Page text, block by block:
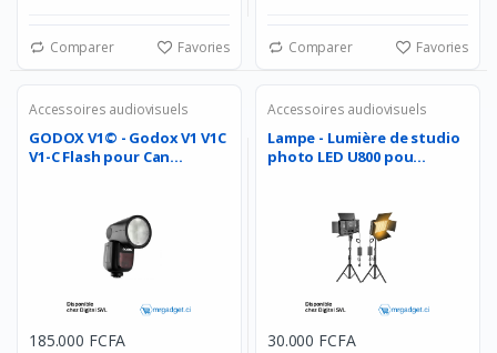
Comparer Favories Comparer Favories
Accessoires audiovisuels
GODOX V1© - Godox V1 V1C
V1-C Flash pour Can...
185.000 FCFA
Accessoires audiovisuels
Lampe - Lumière de studio
photo LED U800 pou...
30.000 FCFA